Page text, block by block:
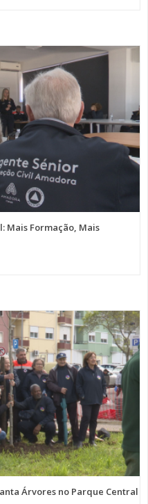
Mais Formação, Mais
Árvores no Parque Central